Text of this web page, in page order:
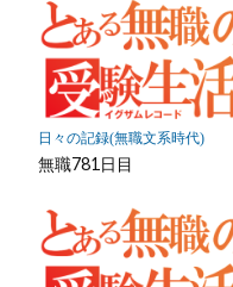
マ
ー
ク
に
保
日々の記録(無職文系時代)
無職781日目